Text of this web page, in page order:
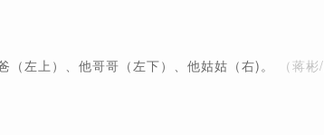
（左上）、他哥哥（左下）、他姑姑（右)。 （蒋彬